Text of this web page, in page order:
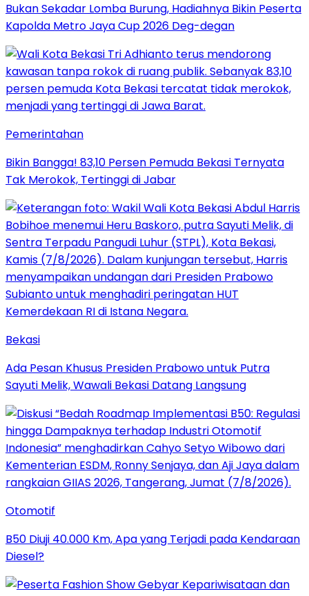
Bukan Sekadar Lomba Burung, Hadiahnya Bikin Peserta
Kapolda Metro Jaya Cup 2026 Deg-degan
Pemerintahan
Bikin Bangga! 83,10 Persen Pemuda Bekasi Ternyata
Tak Merokok, Tertinggi di Jabar
Bekasi
Ada Pesan Khusus Presiden Prabowo untuk Putra
Sayuti Melik, Wawali Bekasi Datang Langsung
Otomotif
B50 Diuji 40.000 Km, Apa yang Terjadi pada Kendaraan
Diesel?